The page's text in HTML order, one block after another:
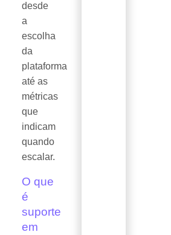
desde
a
escolha
da
plataforma
até as
métricas
que
indicam
quando
escalar.
O que
é
suporte
em